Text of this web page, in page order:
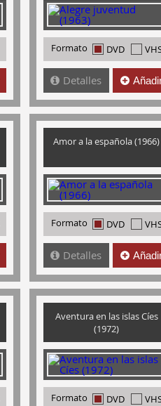
Formato DVD
Detalles
Amor a la española (1966)
Formato DVD
Detalles
Aventura en las islas Cíes
(1972)
Formato DVD